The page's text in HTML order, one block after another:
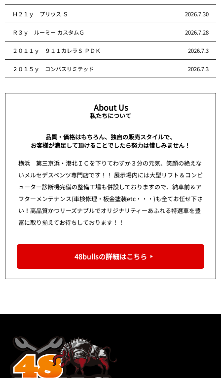
Ｈ２１ｙ プリウス Ｓ 2026.7.30
Ｒ３ｙ ルーミー カスタムＧ 2026.7.28
２０１１ｙ ９１１カレラＳ ＰＤＫ 2026.7.3
２０１５ｙ コンパスリミテッド 2026.7.3
About Us
私たちについて
品質・価格はもちろん、独自の販売スタイルで、
お客様が満足して頂けることでしたら努力は惜しみません！
横浜 第三京浜・港北ＩＣを下りてわずか３分の元気、笑顔の絶えな
いメルセデスベンツ専門店です！！ 展示場内には大型リフト＆コンピ
ューター診断機完備の整備工場も併設しておりますので、納車前＆ア
フターメンテナンス(車検修理・板金塗装etc・・・)も全てお任せ下さ
い！高品質かつリーズナブルでオリジナリティーあふれる特選車を豊
富に取り揃えてお待ちしております！！
48bullsの詳細はこちら